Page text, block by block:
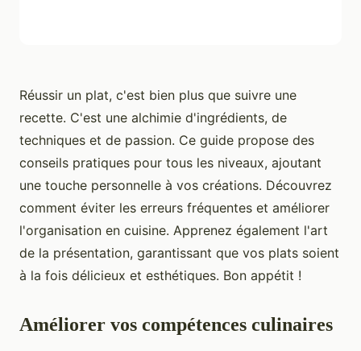
Réussir un plat, c'est bien plus que suivre une
recette. C'est une alchimie d'ingrédients, de
techniques et de passion. Ce guide propose des
conseils pratiques pour tous les niveaux, ajoutant
une touche personnelle à vos créations. Découvrez
comment éviter les erreurs fréquentes et améliorer
l'organisation en cuisine. Apprenez également l'art
de la présentation, garantissant que vos plats soient
à la fois délicieux et esthétiques. Bon appétit !
Améliorer vos compétences culinaires